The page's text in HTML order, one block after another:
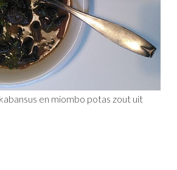
en miombo potas zout uit